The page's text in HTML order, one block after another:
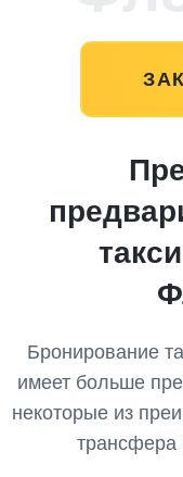
Бронирование
имеет больше
некоторые из
трансфера